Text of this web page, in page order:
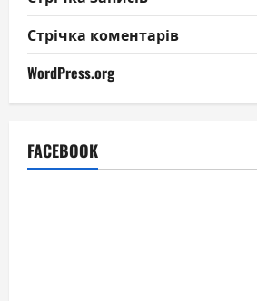
Стрічка коментарів
WordPress.org
FACEBOOK